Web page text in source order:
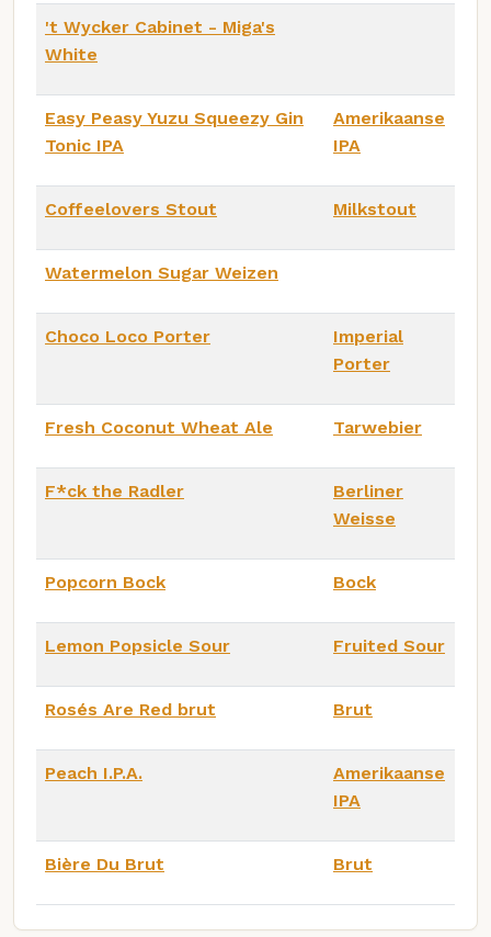
't Wycker Cabinet - Miga's
White
Easy Peasy Yuzu Squeezy Gin
Tonic IPA
Amerikaanse
IPA
Coffeelovers Stout Milkstout
Watermelon Sugar Weizen
Choco Loco Porter
Imperial
Porter
Fresh Coconut Wheat Ale Tarwebier
F*ck the Radler
Berliner
Weisse
Popcorn Bock Bock
Lemon Popsicle Sour Fruited Sour
Rosés Are Red brut Brut
Peach I.P.A.
Amerikaanse
IPA
Bière Du Brut Brut